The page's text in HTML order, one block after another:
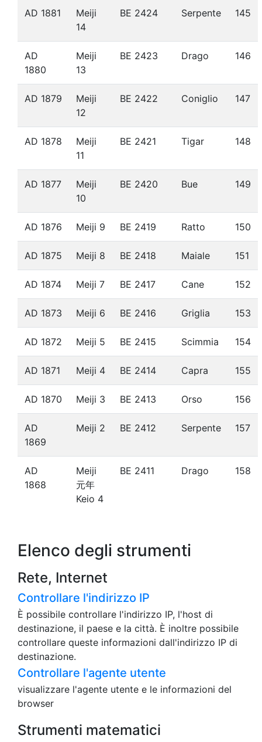
AD 1881
Meiji
14
BE 2424 Serpente 145
AD
1880
Meiji
13
BE 2423 Drago 146
AD 1879
Meiji
12
BE 2422 Coniglio 147
AD 1878
Meiji
11
BE 2421 Tigar 148
AD 1877
Meiji
10
BE 2420 Bue 149
AD 1876 Meiji 9 BE 2419 Ratto 150
AD 1875 Meiji 8 BE 2418 Maiale 151
AD 1874 Meiji 7 BE 2417 Cane 152
AD 1873 Meiji 6 BE 2416 Griglia 153
AD 1872 Meiji 5 BE 2415 Scimmia 154
AD 1871 Meiji 4 BE 2414 Capra 155
AD 1870 Meiji 3 BE 2413 Orso 156
AD
1869
Meiji 2 BE 2412 Serpente 157
AD
1868
Meiji
元年
Keio 4
BE 2411 Drago 158
Elenco degli strumenti
Rete, Internet
Controllare l'indirizzo IP
È possibile controllare l'indirizzo IP, l'host di
destinazione, il paese e la città. È inoltre possibile
controllare queste informazioni dall'indirizzo IP di
destinazione.
Controllare l'agente utente
visualizzare l'agente utente e le informazioni del
browser
Strumenti matematici